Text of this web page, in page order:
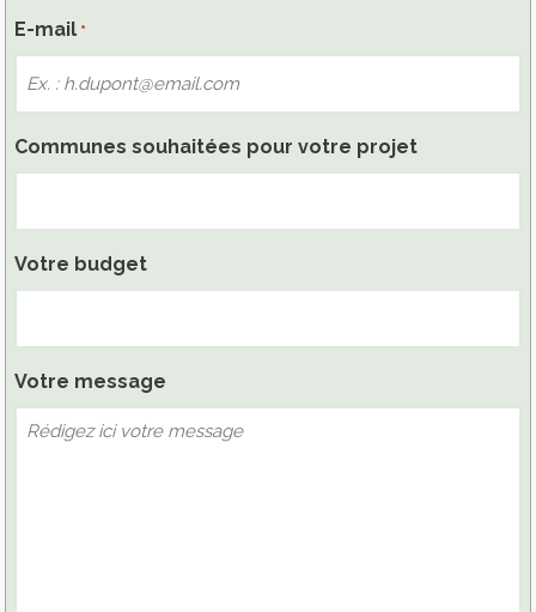
E-mail *
Communes souhaitées pour votre projet
Votre budget
Votre message